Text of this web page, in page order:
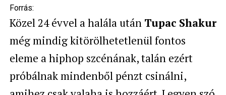
Forrás:
Közel 24 évvel a halála után Tupac Shakur
még mindig kitörölhetetlenül fontos
eleme a hiphop szcénának, talán ezért
próbálnak mindenből pénzt csinálni,